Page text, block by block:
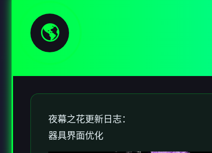
🌎
夜幕之花更新日志：
器具界面优化